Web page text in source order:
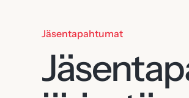
Jäsentapahtumat